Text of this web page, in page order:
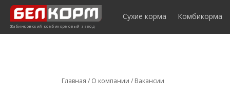
Жабинковский комбикормовый завод
Сухие корма Комбикорма
Главная / О компании / Вакансии